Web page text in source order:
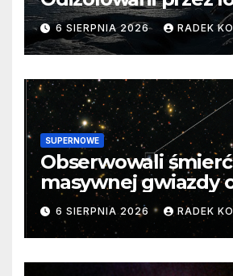
barierę
6 SIERPNIA 2026 RADEK
SUPERNOWE
Obserwowali śmierć
masywnej gwiazdy
samego początku.
cenne dane
6 SIERPNIA 2026 RADEK